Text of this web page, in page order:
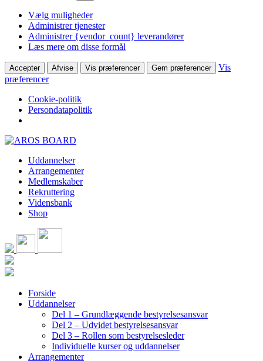
Vælg muligheder
Administrer tjenester
Administrer {vendor_count} leverandører
Læs mere om disse formål
Accepter Afvise Vis præferencer Gem præferencer
Vis
præferencer
Cookie-politik
Persondatapolitik
Skip
contentUddannelser
Arrangementer
Medlemskaber
Rekruttering
Vidensbank
Shop
Forside
Uddannelser
Del 1 – Grundlæggende bestyrelsesansvar
Del 2 – Udvidet bestyrelsesansvar
Del 3 – Rollen som bestyrelsesleder
Individuelle kurser og uddannelser
Arrangementer